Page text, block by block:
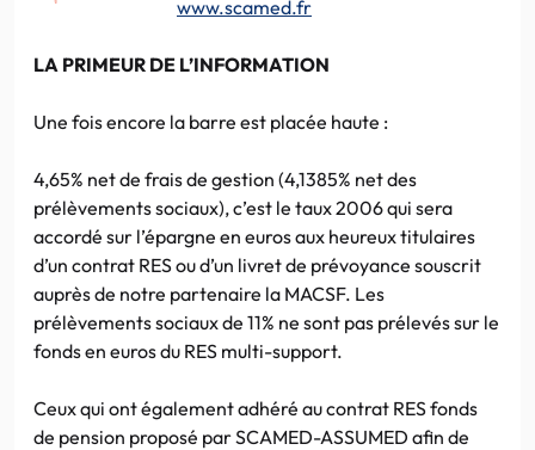
www.scamed.fr
LA PRIMEUR DE L’INFORMATION
Une fois encore la barre est placée haute :
4,65% net de frais de gestion (4,1385% net des
prélèvements sociaux), c’est le taux 2006 qui sera
accordé sur l’épargne en euros aux heureux titulaires
d’un contrat RES ou d’un livret de prévoyance souscrit
auprès de notre partenaire la MACSF. Les
prélèvements sociaux de 11% ne sont pas prélevés sur le
fonds en euros du RES multi-support.
Ceux qui ont également adhéré au contrat RES fonds
de pension proposé par SCAMED-ASSUMED afin de